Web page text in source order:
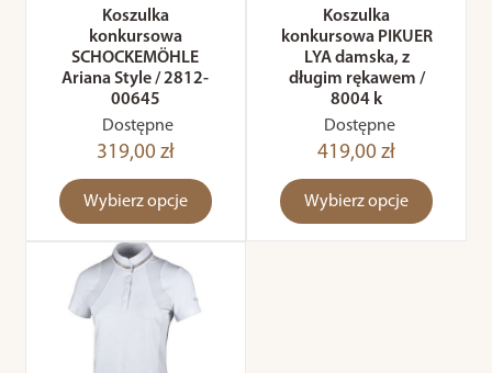
Koszulka
konkursowa
SCHOCKEMÖHLE
Ariana Style / 2812-
00645
Dostępne
319,00 zł
Wybierz opcje
Koszulka
konkursowa PIKUER
LYA damska, z
długim rękawem /
8004 k
Dostępne
419,00 zł
Wybierz opcje